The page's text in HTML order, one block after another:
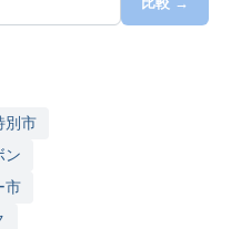
8月。日照時間が長
る。ただし、秋は雨
景色の中での静かな
されることもある。
あるため、季節を問
う。
市
市